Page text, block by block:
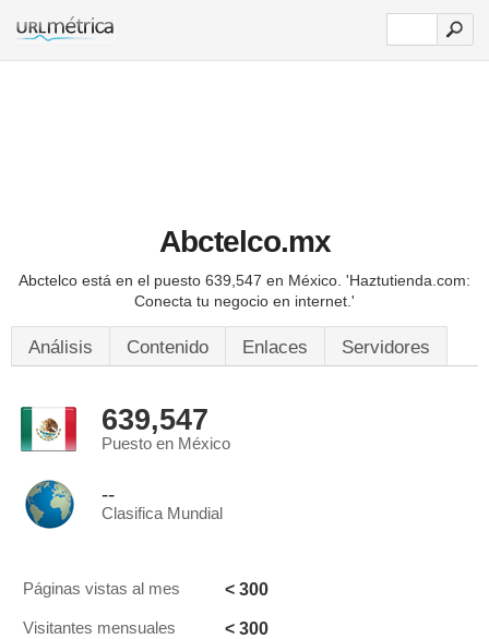
Abctelco.mx
Abctelco está en el puesto 639,547 en México. 'Haztutienda.com:
Conecta tu negocio en internet.'
Análisis Contenido Enlaces Servidores
639,547
Puesto en México
--
Clasifica Mundial
Páginas vistas al mes < 300
Visitantes mensuales < 300